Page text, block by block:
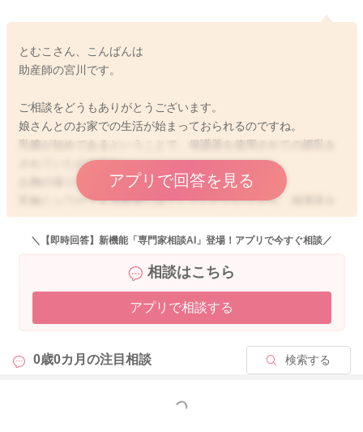
とむこさん、こんばんは
助産師の宮川です。
ご相談をどうもありがとうございます。
娘さんとのお家での生活が始まっておられるのですね。
乳糖が短めであるということで、保護器を使用されての授乳を
されていたのですね。
お胸の張りもでてきているでしょうか？
乳輪にシワができる程度にほぐしていただいてから、保護器を
使用して授乳をされてみてはどうかなと思いました。
次の動画を参考にマッサージをしてからあげてみてください。
そうして柔らかさが出てくるようになると、吸い付きやすくな
りますよ。少しでもおっぱいを吸ってくれたら、よくよく褒め
体調を見ながら少しつでもおっぱいをあげていただく機会を増
良かったら参考になさってみてください。
アプリで回答を見る
＼【即時回答】新機能「専門家相談AI」登場！アプリで今すぐ相談／
相談はこちら
アプリで相談する
0歳0カ月の注目相談 検索する
もっと見る